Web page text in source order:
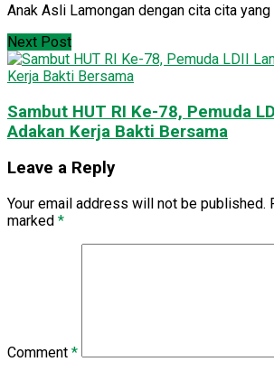
Anak Asli Lamongan dengan cita cita yang
Next Post
Sambut HUT RI Ke-78, Pemuda
Adakan Kerja Bakti Bersama
Leave a Reply
Your email address will not be published.
marked *
Comment *